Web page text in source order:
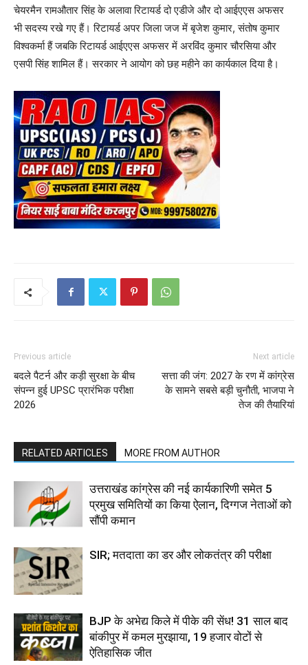
चेयरमैन रामऔतार सिंह के अलावा रिटायर्ड दो एडीजे और दो आईएएस अफसर
भी सदस्य रखे गए हैं। रिटायर्ड अपर जिला जज में बृजेश कुमार, संतोष कुमार
विश्वकर्मा हैं जबकि रिटायर्ड आईएएस अफसर में अरविंद कुमार चौरसिया और
एसपी सिंह शामिल हैं। सरकार ने आयोग को छह महीने का कार्यकाल दिया है।
Previous article
बदले पैटर्न और कड़ी सुरक्षा के बीच
संपन्न हुई UPSC प्रारंभिक परीक्षा
2026
Next article
सत्ता की जंग: 2027 के रण में कांग्रेस
के सामने सबसे बड़ी चुनौती, भाजपा ने
तेज की तैयारियां
RELATED ARTICLES MORE FROM AUTHOR
उत्तराखंड कांग्रेस की नई कार्यकारिणी समेत 5
प्रमुख समितियों का किया ऐलान, दिग्गज नेताओं को
सौंपी कमान
SIR; मतदाता का डर और लोकतंत्र की परीक्षा
BJP के अभेद्य किले में पीके की सेंध! 31 साल बाद
बांकीपुर में कमल मुरझाया, 19 हजार वोटों से
ऐतिहासिक जीत